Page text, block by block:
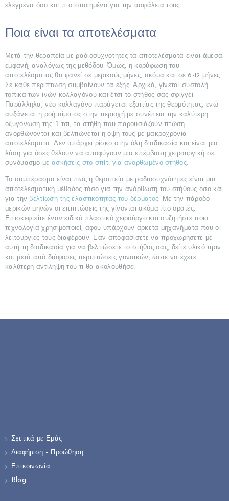
ελεγμένα όσο και πιστοποιημένα για την ασφάλεια τους.
Ποια είναι τα αποτελέσματα
Μετά την θεραπεία με ραδιοσυχνότητες τα αποτελέσματα είναι άμεσα
εμφανή, αναλόγως της μεθόδου. Όμως, η κορύφωση του
αποτελέσματος θα φανεί σε μερικούς μήνες, ακόμα και σε 6-12 μήνες.
Σε κάθε περίπτωση συμβαίνουν τα εξής: Αρχικά, γίνεται συστολή
τοπικά των ινών κολλαγόνου και έτσι το στήθος σας σφίγγει.
Παράλληλα, νέο κολλαγόνο παράγεται εξαιτίας της θερμότητας, ενώ
αυξάνεται η ροή αίματος στην περιοχή με συνέπεια την καλύτερη
οξυγόνωση της. Έτσι, τα στήθη που παρουσιάζουν πτώση
ανορθώνονται και βελτιώνεται η όψη τους με μακροχρόνια
αποτελέσματα. Δεν υπάρχει ρίσκο στην όλη διαδικασία και είναι μια
λύση για όσες θέλουν να αποφύγουν μια επέμβαση χειρουργική σε
συνδυασμό με ασκήσεις στο σπίτι για ανορθωμένο στήθος.
Το συμπέρασμα είναι πως η θεραπεία με ραδιοσυχνότητες είναι μια
αποτελεσματική μέθοδος τόσο για την ανόρθωση του στήθους όσο και
για την βελτίωση της ελαστικότητας του δέρματος. Με την πάροδο
μερικών μηνών οι επιπτώσεις της γίνονται ακόμα πιο ορατές.
Επισκεφτείτε έναν ειδικό πλαστικό χειρούργο και συζητήστε ποια
τεχνολογία χρησιμοποιεί, αφού υπάρχουν αρκετά μηχανήματα που οι
λειτουργίες τους διαφέρουν. Εάν αποφασίσετε να προχωρήσετε με
αυτή τη διαδικασία για να βελτιώσετε το στήθος σας, δείτε υλικό πριν
και μετά από διάφορες περιπτώσεις γυναικών, ώστε να έχετε
καλύτερη αντίληψη του τι θα ακολουθήσει.
Σχετικά με Εμάς
Διαφήμιση – Προώθηση
Επικοινωνία
Blog